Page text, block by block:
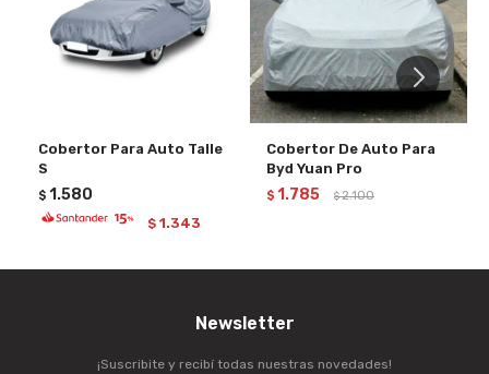
Cobertor Para Auto Talle
S
$ 1.580
$ 1.343
Cobertor De Auto Para
Byd Yuan Pro
$ 1.785 $ 2.100
Newsletter
¡Suscribite y recibí todas nuestras novedades!